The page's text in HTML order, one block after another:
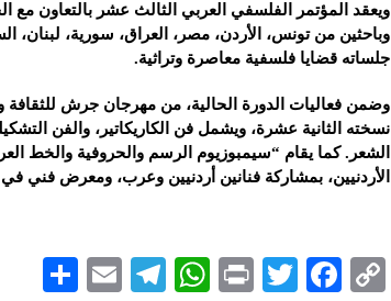
ويعقد المؤتمر الفلسفي العربي الثالث عشر بالتعاون مع
وباحثين من تونس، الأردن، مصر، العراق، سورية، لبنان،
جلساته قضايا فلسفية معاصرة وتراثية.
وضمن فعاليات الدورة الحالية، من مهرجان جرش
نسخته الثانية عشرة، ويشمل فن الكاريكاتير، والفن
الشعر. كما يقام “سيمبوزيوم الرسم والحروفية والخط
الأردنيين، بمشاركة فنانين أردنيين وعرب، ومعرض فني
C
F
T
P
W
Te
E